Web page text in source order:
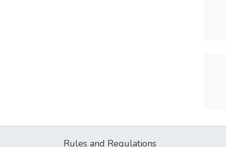
Rules and Regulations